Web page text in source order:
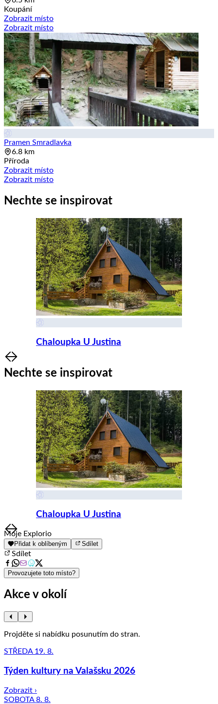
Koupání
Zobrazit místo
Zobrazit místo
Pramen Smradlavka
6.8 km
Příroda
Zobrazit místo
Zobrazit místo
Nechte se inspirovat
Chaloupka U Justina
Item
1
of
Nechte se inspirovat
Chaloupka U Justina
Item
1
of
8
Moje Explorio
Přidat k oblíbeným Sdílet
Sdílet
Provozujete toto místo?
Akce v okolí
Projděte si nabídku posunutím do stran.
STŘEDA 19. 8.
Týden kultury na Valašsku 2026
Zobrazit ›
SOBOTA 8. 8.